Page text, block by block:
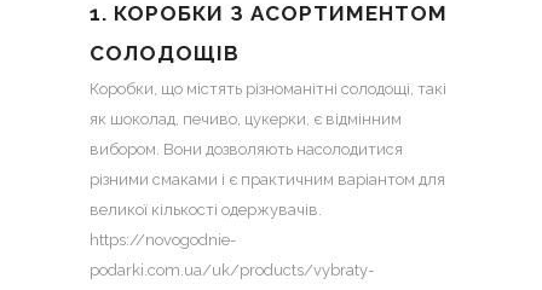
1. КОРОБКИ З АСОРТИМЕНТОМ
СОЛОДОЩІВ
Коробки, що містять різноманітні солодощі, такі
як шоколад, печиво, цукерки, є відмінним
вибором. Вони дозволяють насолодитися
різними смаками і є практичним варіантом для
великої кількості одержувачів.
https://novogodnie-
podarki.com.ua/uk/products/vybraty-